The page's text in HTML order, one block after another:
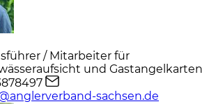
/ Mitarbeiter für
und Gastangelkarten
sachsen.de